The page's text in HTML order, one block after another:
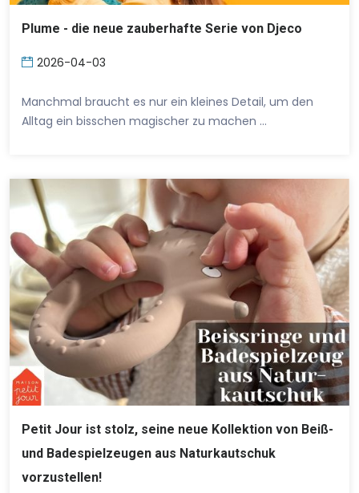
Plume - die neue zauberhafte Serie von Djeco
2026-04-03
Manchmal braucht es nur ein kleines Detail, um den
Alltag ein bisschen magischer zu machen …
Petit Jour ist stolz, seine neue Kollektion von Beiß-
und Badespielzeugen aus Naturkautschuk
vorzustellen!